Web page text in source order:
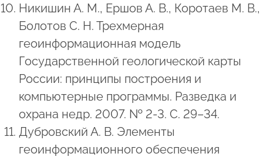
Никишин А. М., Ершов А. В., Коротаев М. В.,
Болотов С. Н. Трехмерная
геоинформационная модель
Государственной геологической карты
России: принципы построения и
компьютерные программы. Разведка и
охрана недр. 2007. № 2-3. С. 29–34.
Дубровский А. В. Элементы
геоинформационного обеспечения